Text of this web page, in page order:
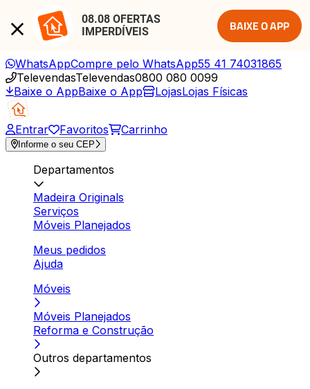
08.08 OFERTAS
IMPERDÍVEIS
BAIXE O APP
WhatsAppCompre pelo WhatsApp55 41 74031865
TelevendasTelevendas0800 080 0099
Baixe o AppBaixe o App LojasLojas Físicas
Entrar Favoritos Carrinho
Informe o seu CEP
Departamentos
Madeira Originals
Serviços
Móveis Planejados
Meus pedidos
Ajuda
Móveis
Móveis Planejados
Reforma e Construção
Outros departamentos